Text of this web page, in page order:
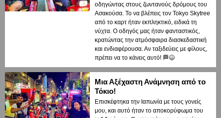
οδηγώντας στους ζωντανούς δρόμους του
Ασακούσα. Το να βλέπεις τον Tokyo Skytree
από το καρτ ήταν εκπληκτικό, ειδικά τη
νύχτα. Ο οδηγός μας ήταν φανταστικός,
κρατώντας την ατμόσφαιρα διασκεδαστική
και ενδιαφέρουσα. Αν ταξιδεύεις με φίλους,
πρέπει να το κάνεις αυτό! 🏁😆
Μια Αξέχαστη Ανάμνηση από το
Τόκιο!
Επισκέφτηκα την Ιαπωνία με τους γονείς
μου, και αυτό ήταν το αποκορύφωμα του